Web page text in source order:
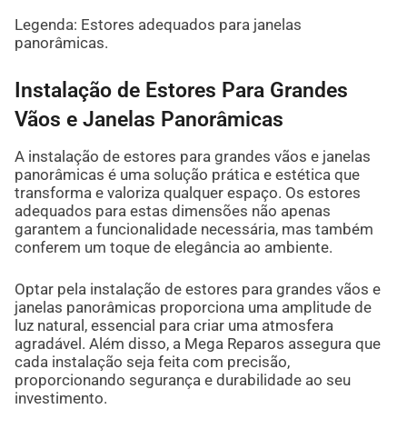
Legenda: Estores adequados para janelas
panorâmicas.
Instalação de Estores Para Grandes
Vãos e Janelas Panorâmicas
A instalação de estores para grandes vãos e janelas
panorâmicas é uma solução prática e estética que
transforma e valoriza qualquer espaço. Os estores
adequados para estas dimensões não apenas
garantem a funcionalidade necessária, mas também
conferem um toque de elegância ao ambiente.
Optar pela instalação de estores para grandes vãos e
janelas panorâmicas proporciona uma amplitude de
luz natural, essencial para criar uma atmosfera
agradável. Além disso, a Mega Reparos assegura que
cada instalação seja feita com precisão,
proporcionando segurança e durabilidade ao seu
investimento.